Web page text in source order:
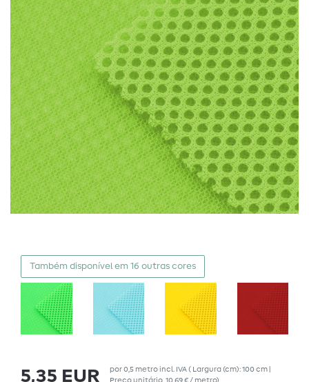
Também disponível em 16 outras cores
5,35 EUR por0,5 metroincl. IVA( Largura (cm): 100 cm |
Preço unitário 10,69 € / metro)